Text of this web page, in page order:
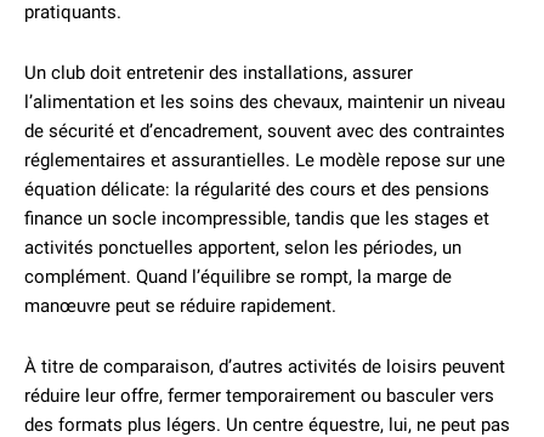
pratiquants.
Un club doit entretenir des installations, assurer
l’alimentation et les soins des chevaux, maintenir un niveau
de sécurité et d’encadrement, souvent avec des contraintes
réglementaires et assurantielles. Le modèle repose sur une
équation délicate: la régularité des cours et des pensions
finance un socle incompressible, tandis que les stages et
activités ponctuelles apportent, selon les périodes, un
complément. Quand l’équilibre se rompt, la marge de
manœuvre peut se réduire rapidement.
À titre de comparaison, d’autres activités de loisirs peuvent
réduire leur offre, fermer temporairement ou basculer vers
des formats plus légers. Un centre équestre, lui, ne peut pas